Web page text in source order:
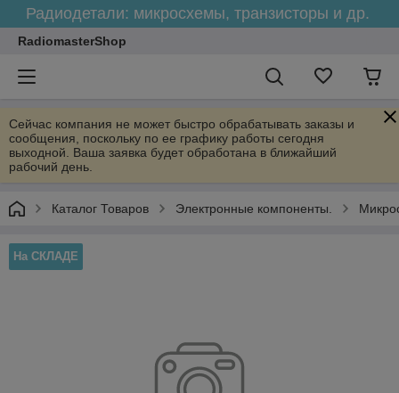
Радиодетали: микросхемы, транзисторы и др.
RadiomasterShop
Сейчас компания не может быстро обрабатывать заказы и
сообщения, поскольку по ее графику работы сегодня
выходной. Ваша заявка будет обработана в ближайший
рабочий день.
Каталог Товаров Электронные компоненты.
На СКЛАДЕ